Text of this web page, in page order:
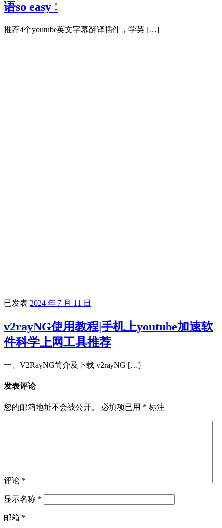
语so easy !
推荐4个youtube英文字幕翻译插件，学英 […]
已发表 2024 年 7 月 11 日
v2rayNG使用教程|手机上youtube加速软
件科学上网工具推荐
一、V2RayNG简介及下载 v2rayNG […]
发表评论
您的邮箱地址不会被公开。 必填项已用 * 标注
评论 *
显示名称 *
邮箱 *